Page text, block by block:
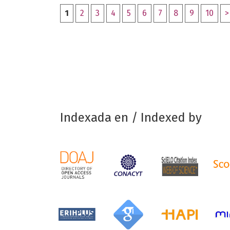
1 2 3 4 5 6 7 8 9 10 >
Indexada en / Indexed by